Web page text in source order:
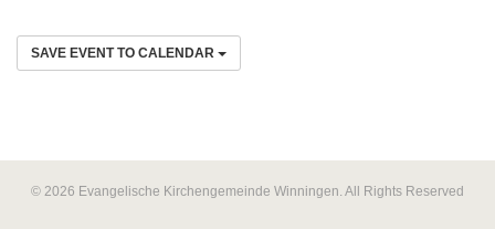
SAVE EVENT TO CALENDAR
© 2026 Evangelische Kirchengemeinde Winningen. All Rights Reserved